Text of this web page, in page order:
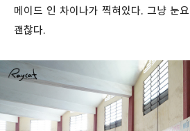
메이드 인 차이나가 찍혀있다. 그냥 눈
괜찮다.